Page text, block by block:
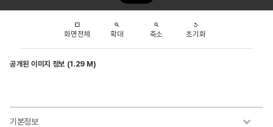
화면전체 확대 축소 초기화
공개된 이미지 정보 (1.29 M)
기본정보